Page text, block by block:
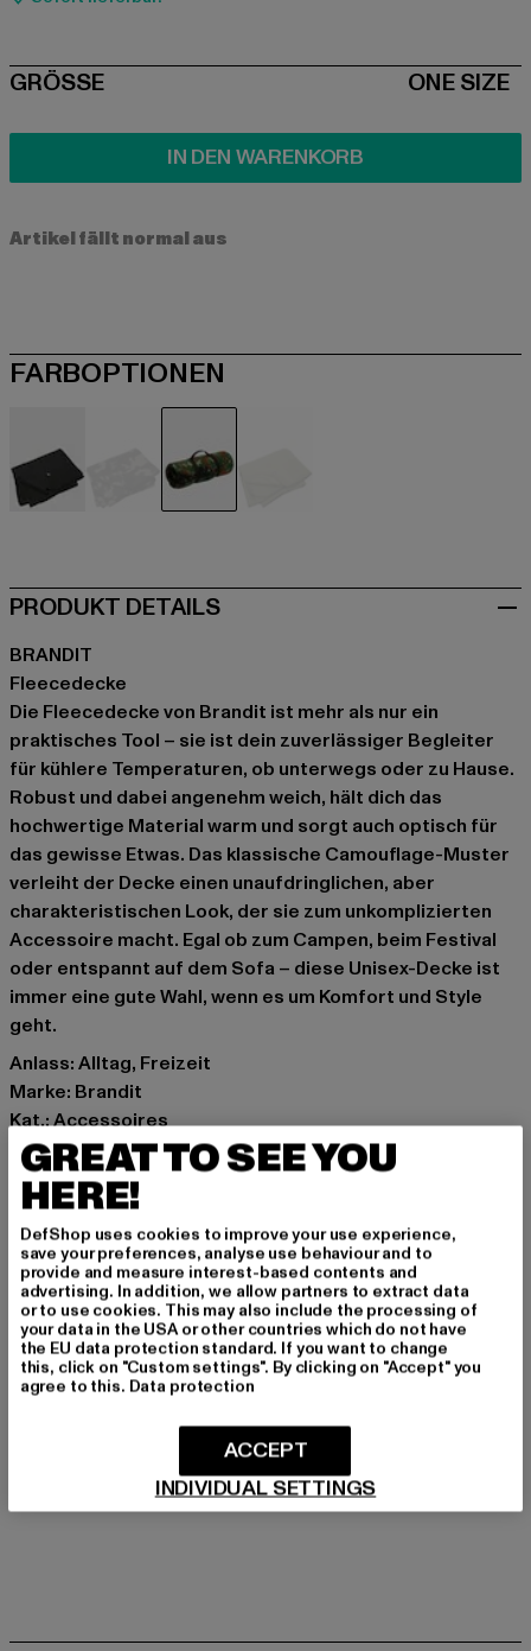
SIZE
GRÖSSE ONE SIZE
IN DEN WARENKORB
Artikel fällt normal aus
FARBOPTIONEN
PRODUKT DETAILS
BRANDIT
Fleecedecke
Die Fleecedecke von Brandit ist mehr als nur ein
praktisches Tool – sie ist dein zuverlässiger Begleiter
für kühlere Temperaturen, ob unterwegs oder zu Hause.
Robust und dabei angenehm weich, hält dich das
hochwertige Material warm und sorgt auch optisch für
das gewisse Etwas. Das klassische Camouflage-Muster
verleiht der Decke einen unaufdringlichen, aber
charakteristischen Look, der sie zum unkomplizierten
Accessoire macht. Egal ob zum Campen, beim Festival
oder entspannt auf dem Sofa – diese Unisex-Decke ist
immer eine gute Wahl, wenn es um Komfort und Style
geht.
Anlass: Alltag, Freizeit
Marke: Brandit
Kat.: Accessoires
Farbe: camouflage
Hersteller Farbe: flecktarn
Art.Nr: BD7017-02187
Hersteller: Brandit Textil GmbH |info@brandit-wear.com
Spichernstraße 6a | 50672 Köln | DE
GRÖSSE & PASSFORM
PFLEGEHINWEISE
LIEFERUNG & RÜCKGABE
GREAT TO SEE YOU
HERE!
DefShop uses cookies to improve your use experience,
save your preferences, analyse use behaviour and to
provide and measure interest-based contents and
advertising. In addition, we allow partners to extract data
or to use cookies. This may also include the processing of
your data in the USA or other countries which do not have
the EU data protection standard. If you want to change
this, click on "Custom settings". By clicking on "Accept" you
agree to this. Data protection
INDIVIDUAL SETTINGS
ACCEPT